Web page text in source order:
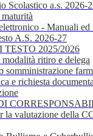
Scolastico a.s. 2026-
- Manuali ed
A.S. 2026-27
2025/2026
ritiro e delega
somministrazione
e richiesta
la valutazione della